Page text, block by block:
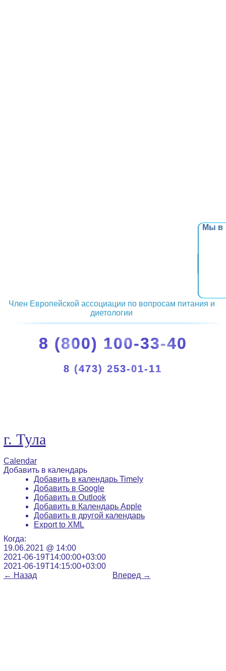
Мы в
Член Европейской ассоциации по вопросам питания и
диетологии
8 (800) 100-33-40
8 (473) 253-01-11
г. Тула
Calendar
Добавить в календарь
Добавить в календарь Timely
Добавить в Google
Добавить в Outlook
Добавить в Календарь Apple
Добавить в другой календарь
Export to XML
Когда:
19.06.2021 @ 14:00
2021-06-19T14:00:00+03:00
2021-06-19T14:15:00+03:00
← Назад Вперед →